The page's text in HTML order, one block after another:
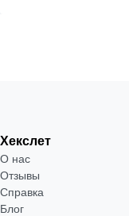
Хекслет
О нас
Отзывы
Справка
Блог